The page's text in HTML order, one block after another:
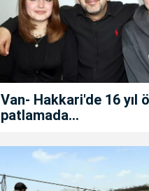
Van- Hakkari'de 16 yıl
patlamada...